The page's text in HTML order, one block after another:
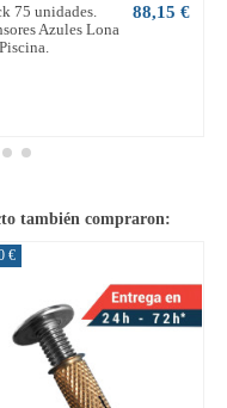
75 unidades.
Azules Lona
88,15 €
también compraron:
€